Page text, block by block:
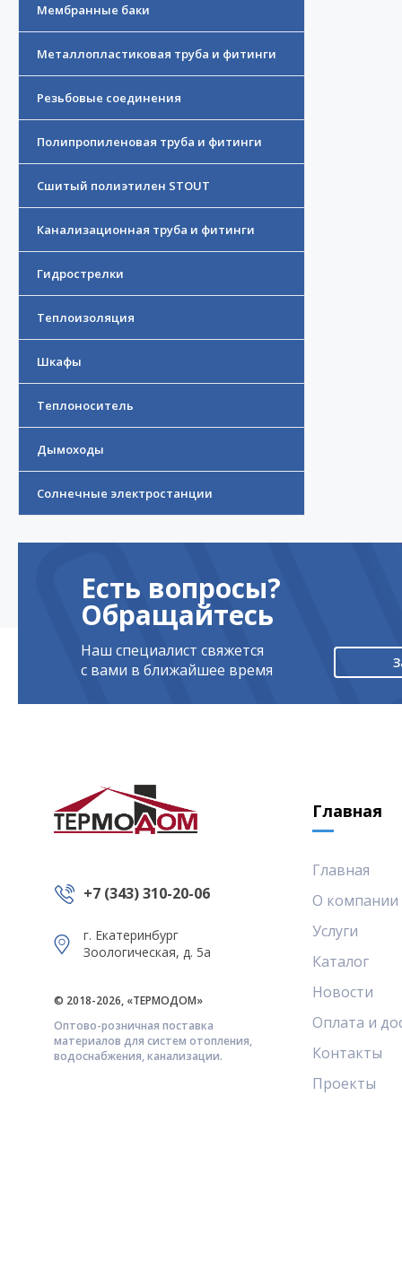
Мембранные баки
Металлопластиковая труба и фитинги
Резьбовые соединения
Полипропиленовая труба и фитинги
Сшитый полиэтилен STOUT
Канализационная труба и фитинги
Гидрострелки
Теплоизоляция
Шкафы
Теплоноситель
Дымоходы
Солнечные электростанции
Есть вопросы?
Обращайтесь
Наш специалист свяжется
с вами в ближайшее время
Главная
+7 (343) 310-20-06
г. Екатеринбург
Зоологическая, д. 5а
© 2018-2026, «ТЕРМОДОМ»
Оптово-розничная поставка
материалов для систем отопления,
водоснабжения, канализации.
Главная
О компании
Услуги
Каталог
Новости
Оплата и
Контакты
Проекты